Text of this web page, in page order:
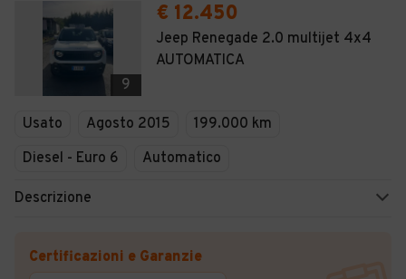
9
€ 12.450
Jeep Renegade 2.0 multijet 4x4
AUTOMATICA
Usato Agosto 2015
199.000 km
Diesel - Euro 6
Automatico
Descrizione
Certificazioni e Garanzie